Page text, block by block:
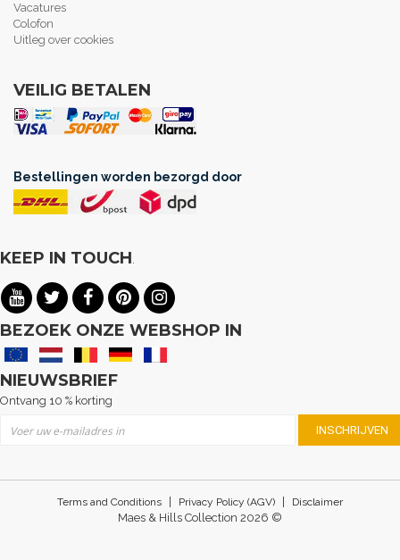
Vacatures
Colofon
Uitleg over cookies
VEILIG BETALEN
Bestellingen worden bezorgd door
KEEP IN TOUCH
BEZOEK ONZE WEBSHOP IN
NIEUWSBRIEF
Ontvang 10 % korting
INSCHRIJVEN
Terms and Conditions | Privacy Policy (AGV) | Disclaimer
Maes & Hills Collection 2026 ©